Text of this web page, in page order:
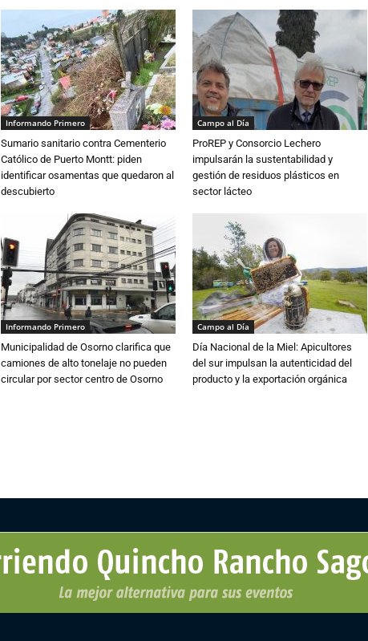
Informando Primero
Sumario sanitario contra Cementerio
Católico de Puerto Montt: piden
identificar osamentas que quedaron al
descubierto
Campo al Día
ProREP y Consorcio Lechero
impulsarán la sustentabilidad y
gestión de residuos plásticos en
sector lácteo
Informando Primero
Municipalidad de Osorno clarifica que
camiones de alto tonelaje no pueden
circular por sector centro de Osorno
Campo al Día
Día Nacional de la Miel: Apicultores
del sur impulsan la autenticidad del
producto y la exportación orgánica